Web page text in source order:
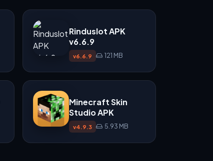
Rinduslot APK
v6.6.9
v6.6.9 121 MB
Minecraft Skin
Studio APK
v4.9.3 5.93 MB